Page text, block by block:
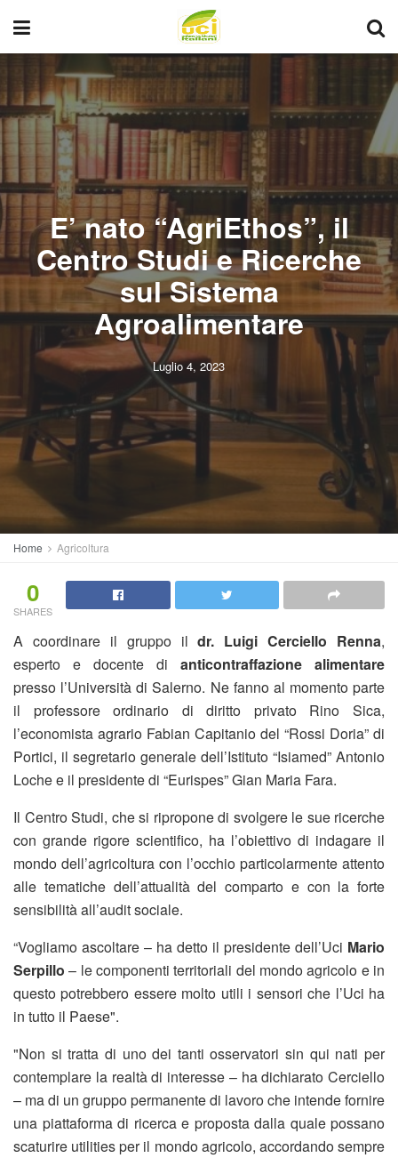
E’ nato “AgriEthos”, il
Centro Studi e Ricerche
sul Sistema
Agroalimentare
Luglio 4, 2023
Home Agricoltura
0
SHARES
A coordinare il gruppo ildr. Luigi Cerciello Renna,
esperto e docente di anticontraffazione alimentare
presso l’Università di Salerno. Ne fanno al momento parte
il professore ordinario di diritto privato Rino Sica,
l’economista agrario Fabian Capitanio del “Rossi Doria” di
Portici, il segretario generale dell’Istituto “Isiamed” Antonio
Loche e il presidente di “Eurispes” Gian Maria Fara.
Il Centro Studi, che si ripropone di svolgere le sue ricerche
con grande rigore scientifico, ha l’obiettivo di indagare il
mondo dell’agricoltura con l’occhio particolarmente attento
alle tematiche dell’attualità del comparto e con la forte
sensibilità all’audit sociale.
“Vogliamo ascoltare – ha detto il presidente dell’Uci Mario
Serpillo – le componenti territoriali del mondo agricolo e in
questo potrebbero essere molto utili i sensori che l’Uci ha
in tutto il Paese".
"Non si tratta di uno dei tanti osservatori sin qui nati per
contemplare la realtà di interesse – ha dichiarato Cerciello
– ma di un gruppo permanente di lavoro che intende fornire
una piattaforma di ricerca e proposta dalla quale possano
scaturire utilities per il mondo agricolo, accordando sempre